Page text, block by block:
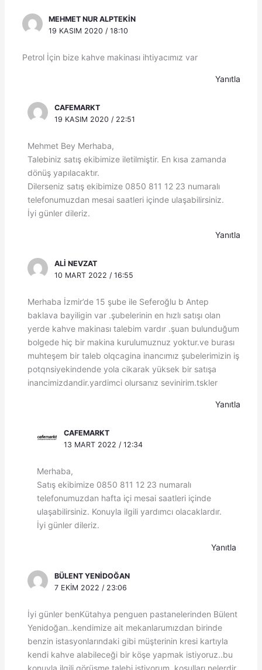
MEHMET NUR ALPTEKIN
19 KASIM 2020 / 18:10
Petrol İçin bize kahve makinası ihtiyacımız var
Yanıtla
CAFEMARKT
19 KASIM 2020 / 22:51
Mehmet Bey Merhaba,
Talebiniz satış ekibimize iletilmiştir. En kısa zamanda
dönüş yapılacaktır.
Dilerseniz satış ekibimize 0850 811 12 23 numaralı
telefonumuzdan mesai saatleri içinde ulaşabilirsiniz.
İyi günler dileriz.
Yanıtla
ALI NEVZAT
10 MART 2022 / 16:55
Merhaba İzmir’de 15 şube ile Seferoğlu b Antep
baklava bayiligin var .şubelerinin en hızlı satışı olan
yerde kahve makinası talebim vardır .şuan bulunduğum
bolgede hiç bir makina kurulumuznuz yoktur.ve burası
muhteşem bir taleb olqcagina inancımız şubelerimizin iş
potqnsiyekindende yola cikarak yüksek bir satışa
inancimizdandir.yardimci olursanız sevinirim.tskler
Yanıtla
CAFEMARKT
13 MART 2022 / 12:34
Merhaba,
Satış ekibimize 0850 811 12 23 numaralı
telefonumuzdan hafta içi mesai saatleri içinde
ulaşabilirsiniz. Konuyla ilgili yardımcı olacaklardır.
İyi günler dileriz.
Yanıtla
BÜLENT YENIDOĞAN
7 EKIM 2022 / 23:06
İyi günler benKütahya penguen pastanelerinden Bülent
Yenidoğan..kendimize ait mekanlarumızdan birinde
benzin istasyonlarındaki gibi müşterinin kresi kartıyla
kendi kahve alabileceği bir köşe yapmak istiyoruz..bu
konuyla ilgili görüşme talebi istiyorum..koşulları nelerdir